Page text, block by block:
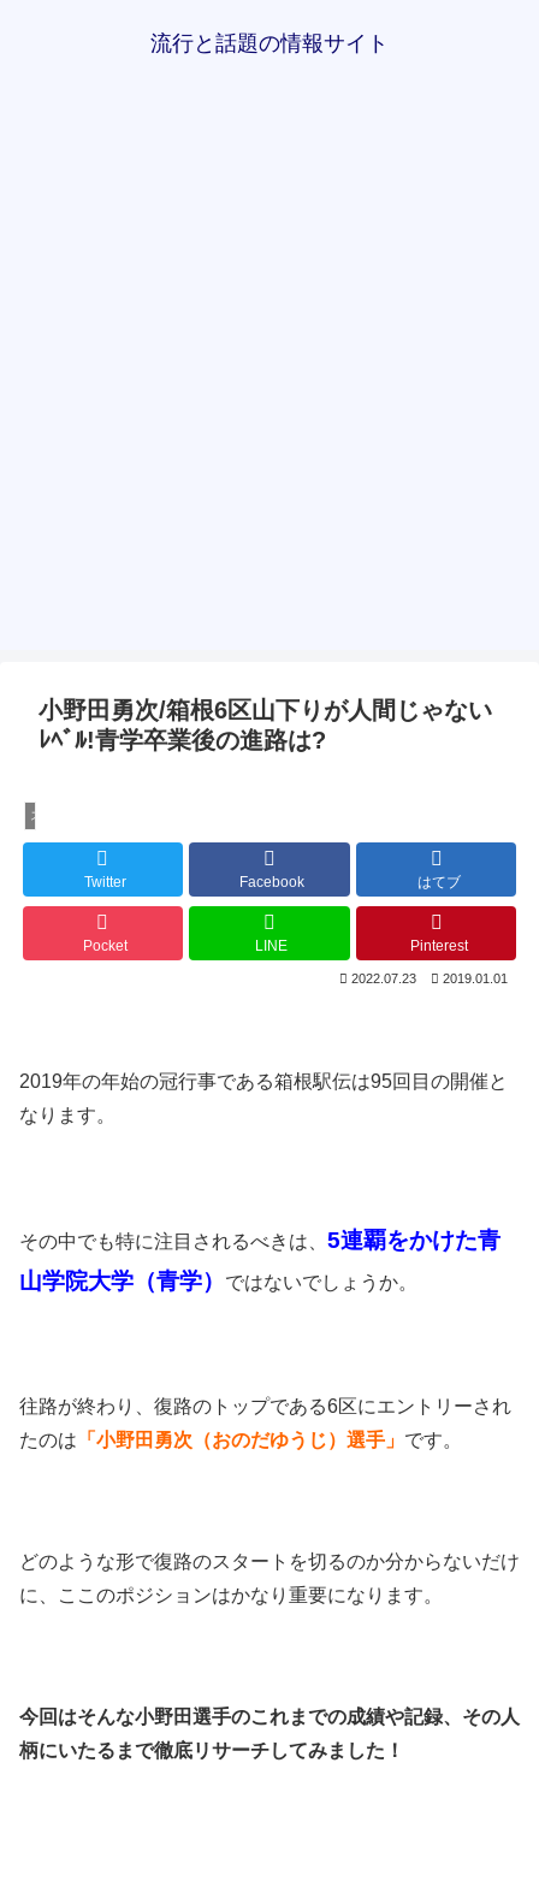
流行と話題の情報サイト
小野田勇次/箱根6区山下りが人間じゃない
ﾚﾍﾞﾙ!青学卒業後の進路は?
スポーツ
Twitter Facebook はてブ
Pocket LINE Pinterest
2022.07.23 2019.01.01
2019年の年始の冠行事である箱根駅伝は95回目の開催と
なります。
その中でも特に注目されるべきは、 5連覇をかけた青
山学院大学（青学）
ではないでしょうか。
往路が終わり、復路のトップである6区にエントリーされ
たのは 「小野田勇次（おのだゆうじ）選手」 です。
どのような形で復路のスタートを切るのか分からないだけ
に、ここのポジションはかなり重要になります。
今回はそんな小野田選手のこれまでの成績や記録、その人
柄にいたるまで徹底リサーチしてみました！